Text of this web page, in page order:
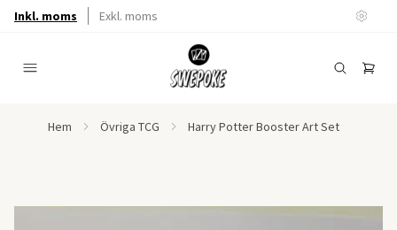
Inkl. moms Exkl. moms
Hem Övriga TCG Harry Potter Booster Art Set